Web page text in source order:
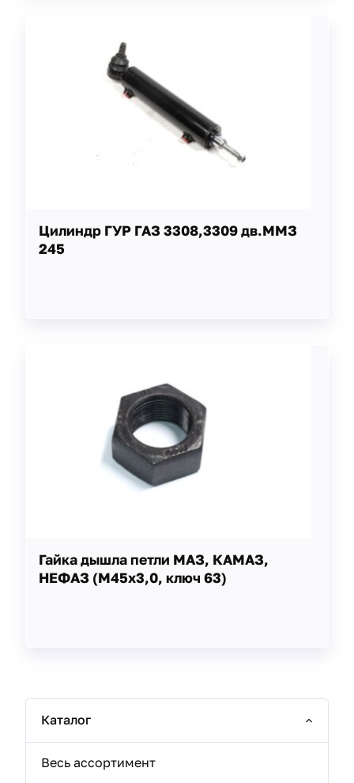
Цилиндр ГУР ГАЗ 3308,3309 дв.ММЗ
245
Гайка дышла петли МАЗ, КАМАЗ,
НЕФАЗ (М45х3,0, ключ 63)
Каталог
Весь ассортимент